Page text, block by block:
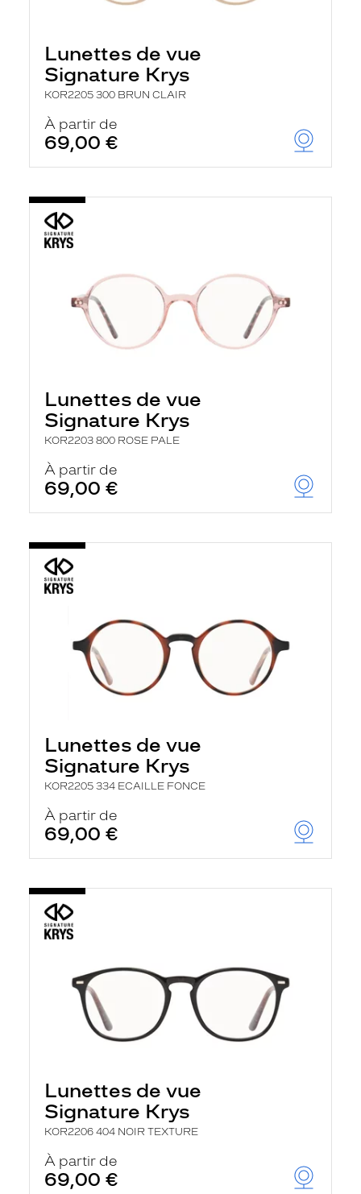
Lunettes de vue
Signature Krys
KOR2205 300 BRUN CLAIR
À partir de
69,00 €
Lunettes de vue
Signature Krys
KOR2203 800 ROSE PALE
À partir de
69,00 €
Lunettes de vue
Signature Krys
KOR2205 334 ECAILLE FONCE
À partir de
69,00 €
Lunettes de vue
Signature Krys
KOR2206 404 NOIR TEXTURE
À partir de
69,00 €